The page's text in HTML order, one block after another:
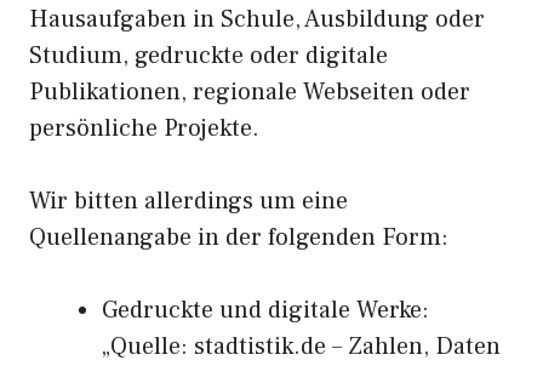
Hausaufgaben in Schule, Ausbildung oder
Studium, gedruckte oder digitale
Publikationen, regionale Webseiten oder
persönliche Projekte.
Wir bitten allerdings um eine
Quellenangabe in der folgenden Form:
Gedruckte und digitale Werke:
„Quelle: stadtistik.de – Zahlen, Daten